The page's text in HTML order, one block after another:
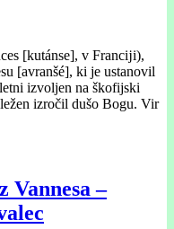
[kutánse], v Francĳi),
[avranšé], ki je ustanovil
izvoljen na škofijski
izročil dušo Bogu. Vir
Vannesa –